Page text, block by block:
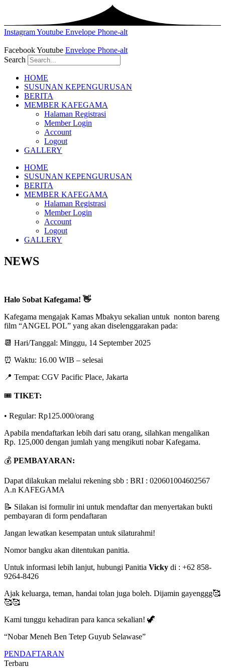
InstagramYoutube Envelope Phone-alt
FacebookYoutube Envelope Phone-alt
Search
HOME
SUSUNAN KEPENGURUSAN
BERITA
MEMBER KAFEGAMA
Halaman Registrasi
Member Login
Account
Logout
GALLERY
HOME
SUSUNAN KEPENGURUSAN
BERITA
MEMBER KAFEGAMA
Halaman Registrasi
Member Login
Account
Logout
GALLERY
NEWS
Halo Sobat Kafegama! 👋
Kafegama mengajak Kamas Mbakyu sekalian untuk nonton bareng
film “ANGEL POL” yang akan diselenggarakan pada:
📆 Hari/Tanggal: Minggu, 14 September 2025
⏰ Waktu: 16.00 WIB – selesai
📍 Tempat: CGV Pacific Place, Jakarta
🎟️ TIKET:
• Regular: Rp125.000/orang
Apabila mendaftarkan lebih dari satu orang, silahkan mengalikan
Rp. 125,000 dengan jumlah yang mengikuti nobar Kafegama.
💰 PEMBAYARAN:
Dapat dilakukan melalui rekening sbb : BRI : 020601004602567
A.n KAFEGAMA
📝 Silakan isi formulir ini untuk mendaftar dan menyertakan bukti
pembayaran di form pendaftaran
Jangan lewatkan kesempatan untuk silaturahmi!
Nomor bangku akan ditentukan panitia.
Untuk informasi lebih lanjut, hubungi Panitia Vicky di : +62 858-
9264-8426
Ajak keluarga, teman, handai tolan juga boleh. Dijamin gayenggg🥰
🥰🥰
Kami tunggu kehadiran para kanca sekalian! 🦖
“Nobar Meneh Ben Tetep Guyub Selawase”
PENDAFTARAN
Terbaru